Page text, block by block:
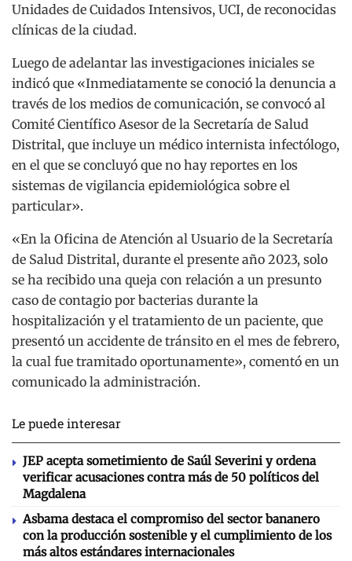
Unidades de Cuidados Intensivos, UCI, de reconocidas
clínicas de la ciudad.
Luego de adelantar las investigaciones iniciales se
indicó que «Inmediatamente se conoció la denuncia a
través de los medios de comunicación, se convocó al
Comité Científico Asesor de la Secretaría de Salud
Distrital, que incluye un médico internista infectólogo,
en el que se concluyó que no hay reportes en los
sistemas de vigilancia epidemiológica sobre el
particular».
«En la Oficina de Atención al Usuario de la Secretaría
de Salud Distrital, durante el presente año 2023, solo
se ha recibido una queja con relación a un presunto
caso de contagio por bacterias durante la
hospitalización y el tratamiento de un paciente, que
presentó un accidente de tránsito en el mes de febrero,
la cual fue tramitado oportunamente», comentó en un
comunicado la administración.
Le puede interesar
JEP acepta sometimiento de Saúl Severini y ordena
verificar acusaciones contra más de 50 políticos del
Magdalena
Asbama destaca el compromiso del sector bananero
con la producción sostenible y el cumplimiento de los
más altos estándares internacionales